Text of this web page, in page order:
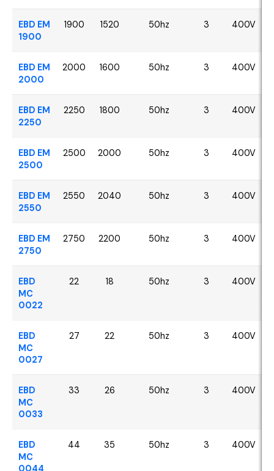
EBD EM
1900
1900 1520 50hz 3 400V
EBD EM
2000
2000 1600 50hz 3 400V
EBD EM
2250
2250 1800 50hz 3 400V
EBD EM
2500
2500 2000 50hz 3 400V
EBD EM
2550
2550 2040 50hz 3 400V
EBD EM
2750
2750 2200 50hz 3 400V
EBD
MC
0022
22 18 50hz 3 400V
EBD
MC
0027
27 22 50hz 3 400V
EBD
MC
0033
33 26 50hz 3 400V
EBD
MC
0044
44 35 50hz 3 400V